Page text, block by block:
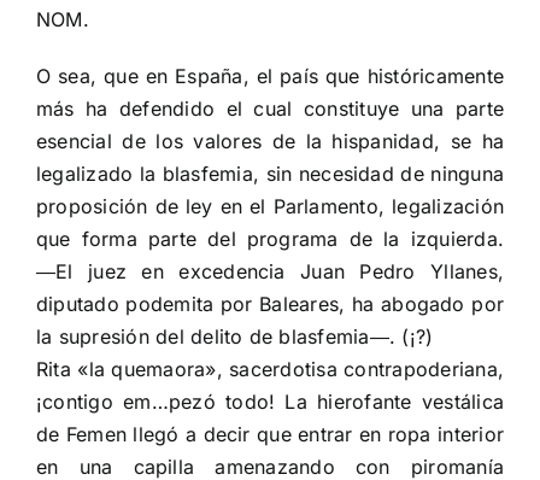
NOM.
O sea, que en España, el país que históricamente
más ha defendido el cual constituye una parte
esencial de los valores de la hispanidad, se ha
legalizado la blasfemia, sin necesidad de ninguna
proposición de ley en el Parlamento, legalización
que forma parte del programa de la izquierda.
―El juez en excedencia Juan Pedro Yllanes,
diputado podemita por Baleares, ha abogado por
la supresión del delito de blasfemia―. (¡?)
Rita «la quemaora», sacerdotisa contrapoderiana,
¡contigo em…pezó todo! La hierofante vestálica
de Femen llegó a decir que entrar en ropa interior
en una capilla amenazando con piromanía